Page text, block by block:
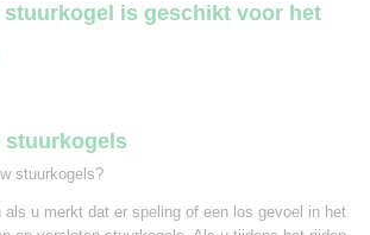
stuurkogel is geschikt voor het
stuurkogels
stuurkogels?
als u merkt dat er speling of een los gevoel in het